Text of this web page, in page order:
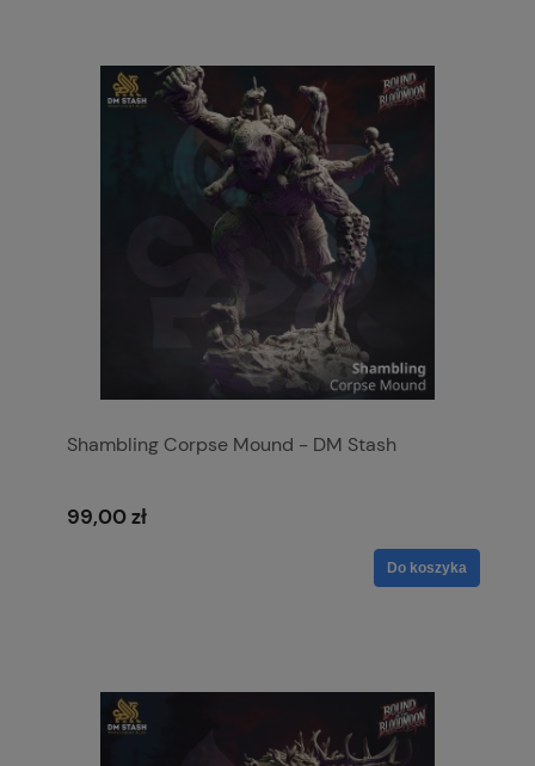
Shambling Corpse Mound - DM Stash
99,00 zł
Do koszyka